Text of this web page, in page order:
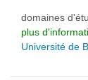
domaines
plus
Université de